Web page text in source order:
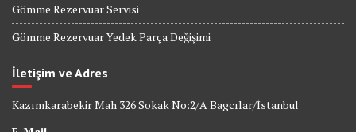
Gömme Rezervuar Servisi
Gömme Rezervuar Yedek Parça Değişimi
İletişim ve Adres
Kazımkarabekir Mah 326 Sokak No:2/A Bagcılar/İstanbul